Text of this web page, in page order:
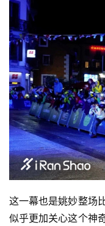
这一幕也是姚妙整场
似乎更加关心这个神